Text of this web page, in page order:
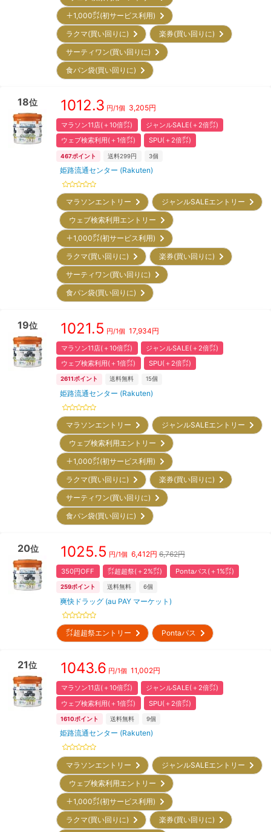
＋1,000㌽(初サービス利用)
ラクマ(買い回りに)
楽券(買い回りに)
サーティワン(買い回りに)
食パン袋(買い回りに)
18位 1012.3 円/1個 3,205円
マラソン11店(＋10倍㌽)
ジャンルSALE(＋2倍㌽)
ウェブ検索利用(＋1倍㌽)
SPU(＋2倍㌽)
467ポイント 送料299円 3個
姫路流通センター (Rakuten)
マラソンエントリー
ジャンルSALEエントリー
ウェブ検索利用エントリー
＋1,000㌽(初サービス利用)
ラクマ(買い回りに)
楽券(買い回りに)
サーティワン(買い回りに)
食パン袋(買い回りに)
19位 1021.5 円/1個 17,934円
マラソン11店(＋10倍㌽)
ジャンルSALE(＋2倍㌽)
ウェブ検索利用(＋1倍㌽)
SPU(＋2倍㌽)
2611 ポイント 送料無料 15個
姫路流通センター (Rakuten)
マラソンエントリー
ジャンルSALEエントリー
ウェブ検索利用エントリー
＋1,000㌽(初サービス利用)
ラクマ(買い回りに)
楽券(買い回りに)
サーティワン(買い回りに)
食パン袋(買い回りに)
20位 1025.5 円/1個 6,412円 6,762円
350円OFF ㌽超超祭(＋2%㌽) Pontaパス(＋1%㌽)
259ポイント 送料無料 6個
爽快ドラッグ (au PAY マーケット)
㌽超超祭エントリー Pontaパス
21位 1043.6 円/1個 11,002円
マラソン11店(＋10倍㌽)
ジャンルSALE(＋2倍㌽)
ウェブ検索利用(＋1倍㌽)
SPU(＋2倍㌽)
1610ポイント 送料無料 9個
姫路流通センター (Rakuten)
マラソンエントリー
ジャンルSALEエントリー
ウェブ検索利用エントリー
＋1,000㌽(初サービス利用)
ラクマ(買い回りに)
楽券(買い回りに)